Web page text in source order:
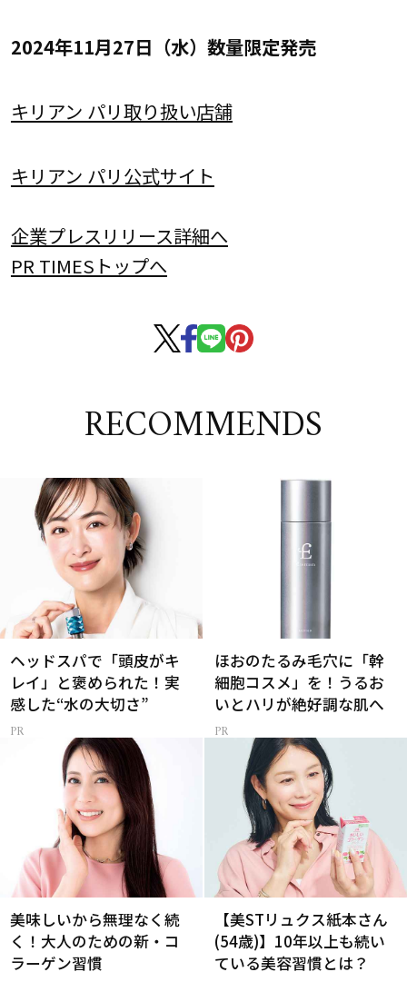
2024年11月27日（水）数量限定発売
キリアン パリ取り扱い店舗
キリアン パリ公式サイト
企業プレスリリース詳細へ
PR TIMESトップへ
RECOMMENDS
ヘッドスパで「頭皮がキ
レイ」と褒められた！実
感した“水の大切さ”
ほおのたるみ毛穴に「幹
細胞コスメ」を！うるお
いとハリが絶好調な肌へ
美味しいから無理なく続
く！大人のための新・コ
ラーゲン習慣
【美STリュクス紙本さん
(54歳)】10年以上も続い
ている美容習慣とは？